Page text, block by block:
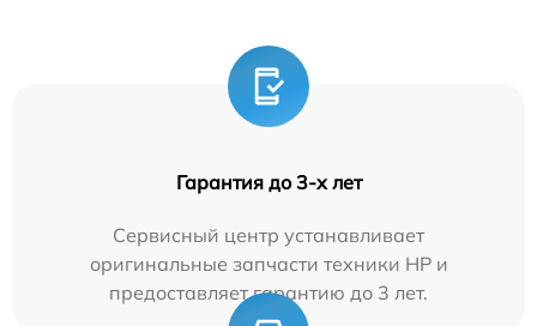
Гарантия до 3-х лет
Сервисный центр устанавливает
оригинальные запчасти техники HP и
предоставляет гарантию до 3 лет.